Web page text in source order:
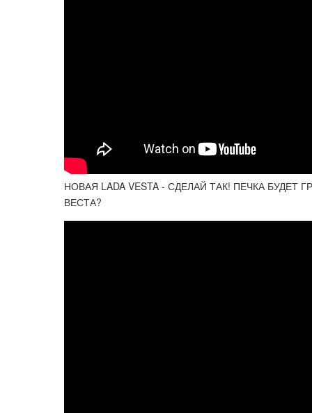
НОВАЯ LADA VESTA - СДЕЛАЙ ТАК! ПЕЧКА
ВЕСТА?